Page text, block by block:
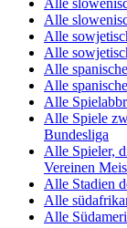
Alle
Alle
Alle
Alle
Alle
Alle
Alle
Alle Spiele
Bundesliga
Alle Spieler,
Vereinen
Alle Stadien
Alle
Alle